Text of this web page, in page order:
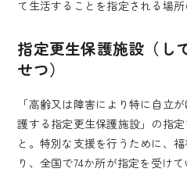
て生活することを指定される場所
指定更生保護施設（し
せつ）
「高齢又は障害により特に自立
護する指定更生保護施設」の指
と。特別な支援を行うために、
り、全国で74か所が指定を受け